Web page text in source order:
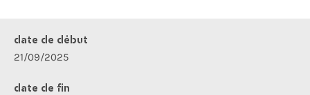
date de début
21/09/2025
date de fin